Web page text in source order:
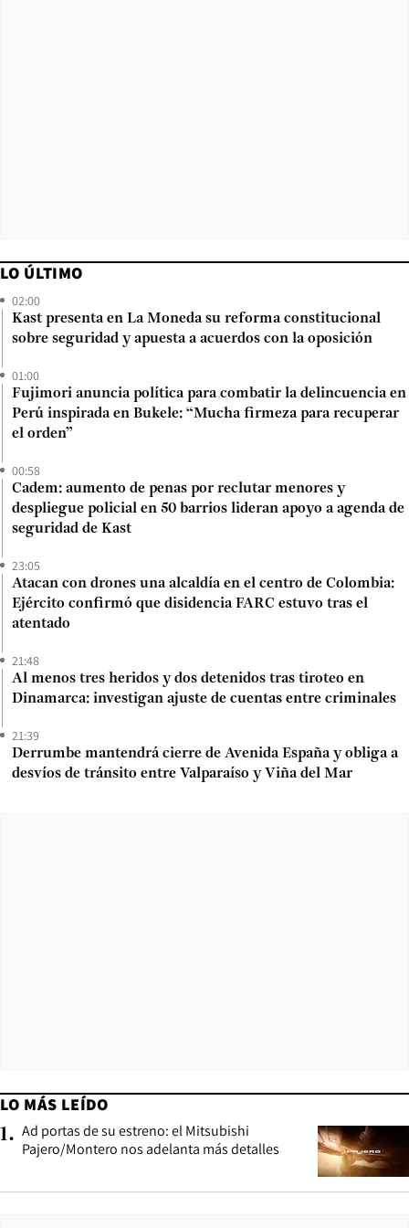
LO ÚLTIMO
02:00
Kast presenta en La Moneda su reforma constitucional
sobre seguridad y apuesta a acuerdos con la oposición
01:00
Fujimori anuncia política para combatir la delincuencia en
Perú inspirada en Bukele: “Mucha firmeza para recuperar
el orden”
00:58
Cadem: aumento de penas por reclutar menores y
despliegue policial en 50 barrios lideran apoyo a agenda de
seguridad de Kast
23:05
Atacan con drones una alcaldía en el centro de Colombia:
Ejército confirmó que disidencia FARC estuvo tras el
atentado
21:48
Al menos tres heridos y dos detenidos tras tiroteo en
Dinamarca: investigan ajuste de cuentas entre criminales
21:39
Derrumbe mantendrá cierre de Avenida España y obliga a
desvíos de tránsito entre Valparaíso y Viña del Mar
LO MÁS LEÍDO
1. Ad portas de su estreno: el Mitsubishi
Pajero/Montero nos adelanta más detalles